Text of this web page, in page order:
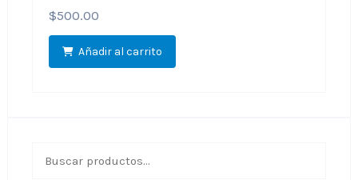
$500.00
Añadir al carrito